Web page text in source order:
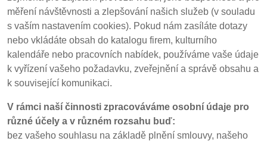
měření návštěvnosti a zlepšování našich služeb (v souladu
s vaším nastavením cookies). Pokud nám zasíláte dotazy
nebo vkládáte obsah do katalogu firem, kulturního
kalendáře nebo pracovních nabídek, používáme vaše údaje
k vyřízení vašeho požadavku, zveřejnění a správě obsahu a
k související komunikaci.
V rámci naší činnosti zpracováváme osobní údaje pro
různé účely a v různém rozsahu buď:
bez vašeho souhlasu na základě plnění smlouvy, našeho